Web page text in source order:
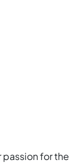
for the